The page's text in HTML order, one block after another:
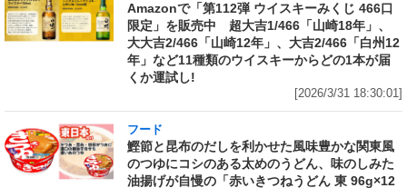
Amazonで「第112弾 ウイスキーみくじ 466口
限定」を販売中 超大吉1/466「山崎18年」、
大大吉2/466「山崎12年」、大吉2/466「白州12
年」など11種類のウイスキーからどの1本が届
くか運試し!
[2026/3/31 18:30:01]
フード
鰹節と昆布のだしを利かせた風味豊かな関東風
のつゆにコシのある太めのうどん、味のしみた
油揚げが自慢の「赤いきつねうどん 東 96g×12